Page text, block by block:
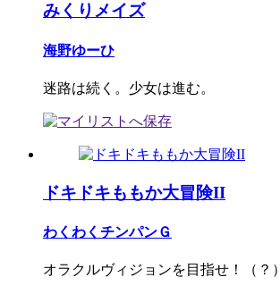
みくりメイズ
海野ゆーひ
迷路は続く。少女は進む。
ドキドキももか大冒険II
わくわくチンパンＧ
オラクルヴィジョンを目指せ！（？）